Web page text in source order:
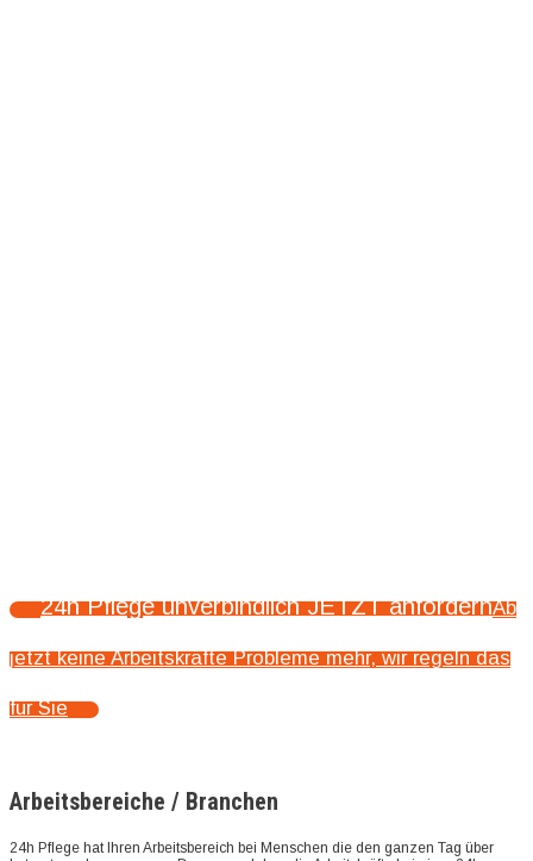
24h Pflege unverbindlich JETZT anfordernAb
jetzt keine Arbeitskräfte Probleme mehr, wir regeln das
für Sie
Arbeitsbereiche / Branchen
24h Pflege hat Ihren Arbeitsbereich bei Menschen die den ganzen Tag über